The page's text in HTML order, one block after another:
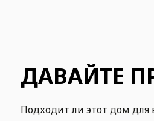
ДАВАЙТЕ
Подходит ли этот дом для